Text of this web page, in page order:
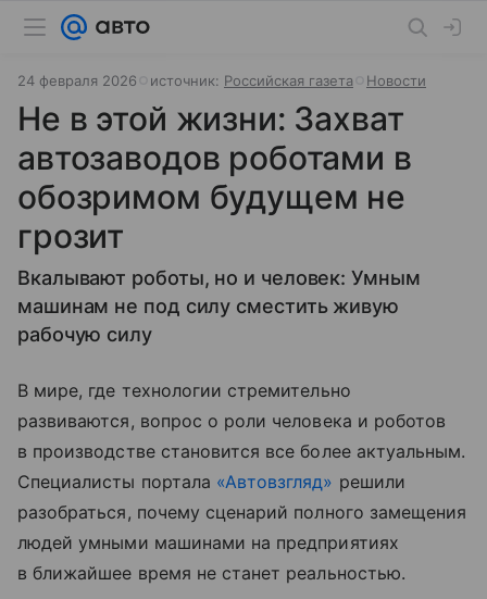
24 февраля 2026 источник: Российская газета Новости
Не в этой жизни: Захват
автозаводов роботами в
обозримом будущем не
грозит
Вкалывают роботы, но и человек: Умным
машинам не под силу сместить живую
рабочую силу
В мире, где технологии стремительно
развиваются, вопрос о роли человека и роботов
в производстве становится все более актуальным.
Специалисты портала «Автовзгляд» решили
разобраться, почему сценарий полного замещения
людей умными машинами на предприятиях
в ближайшее время не станет реальностью.